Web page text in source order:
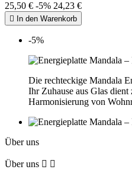
25,50 € -5% 24,23 €
 In den Warenkorb
-5%
Die rechteckige Mandala
Ihr Zuhause aus Glas
Harmonisierung von
Über uns
Über uns  